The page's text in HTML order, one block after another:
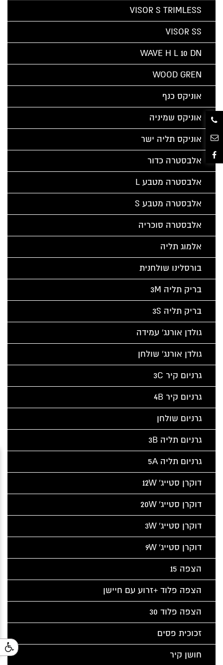
VISOR S TRIMLESS
VISOR SS
WAVE H L 10 DN
WOOD GREN
אוניקס כנף
אוניקס שמיניה
אוניקס תליה ישר
אלבסטרה כדור
אלבסטרה מטבע L
אלבסטרה מטבע S
אלבסטרה סוכריה
אלמוג תליה
בורסלינו שולחנית
בריק תליה 3M
בריק תליה 3S
גולדן אורנג' עמידה
גולדן אורנג' שולחן
גרניום קיר 3C
גרניום קיר 4B
גרניום שולחן
גרניום תליה 3B
גרניום תליה 5A
דוקרן סטייג' 12W
דוקרן סטייג' 20W
דוקרן סטייג' 3W
דוקרן סטייג' 9W
הצפה 15
הצפה פלוד +זרוע עם חיישן
הצפה פלוד 30
זכוכית פסים
חושן קיר